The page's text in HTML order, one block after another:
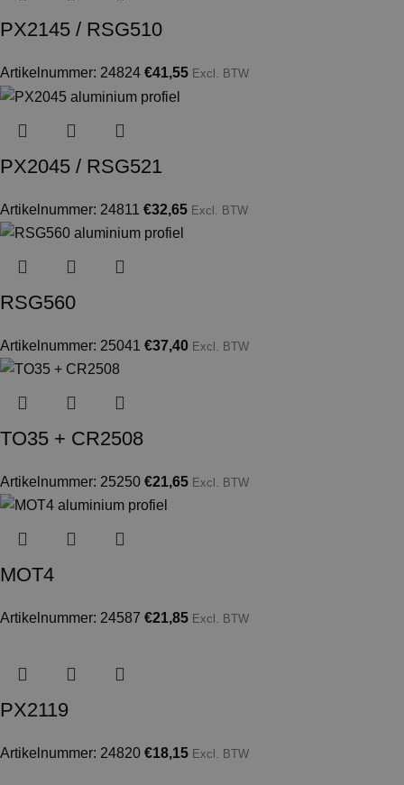
PX2145 / RSG510
Artikelnummer: 24824 €41,55 Excl. BTW
PX2045 / RSG521
Artikelnummer: 24811 €32,65 Excl. BTW
RSG560
Artikelnummer: 25041 €37,40 Excl. BTW
TO35 + CR2508
Artikelnummer: 25250 €21,65 Excl. BTW
MOT4
Artikelnummer: 24587 €21,85 Excl. BTW
PX2119
Artikelnummer: 24820 €18,15 Excl. BTW